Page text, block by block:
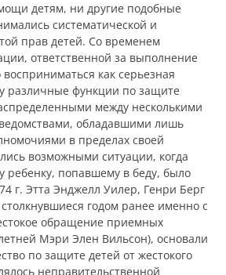
детям, ни другие подобные
систематической и
прав детей. Со временем
ответственной за выполнение
как серьезная
различные функции по защите
между несколькими
обладавшими лишь
в пределах своей
возможными ситуации, когда
ребенку, попавшему в беду, было
г. Этта Энджелл Уилер, Генри Берг
годом ранее именно с
обращение приемных
Мэри Элен Вильсон), основали
по защите детей от жестокого
неправительственной